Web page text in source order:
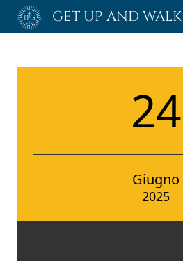
Passa
GET UP AND WALK
24
Giugno
2025